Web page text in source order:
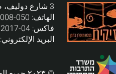
3 شارع دوليف، صندوق بريد 64، تيفن، الرمز البريدي 24959
الهاتف: 050-3558008
فاكس: 04-9872017
البريد الإلكتروني: